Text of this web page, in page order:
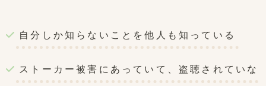
自分しか知らないことを他人も知っている
ストーカー被害にあっていて、盗聴されていな